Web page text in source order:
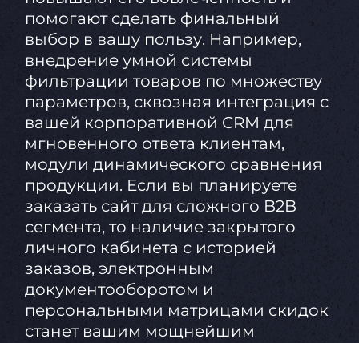
помогают сделать финальный
выбор в вашу пользу. Например,
внедрение умной системы
фильтрации товаров по множеству
параметров, сквозная интеграция с
вашей корпоративной CRM для
мгновенного ответа клиентам,
модули динамического сравнения
продукции. Если вы планируете
заказать сайт для сложного B2B
сегмента, то наличие закрытого
личного кабинета с историей
заказов, электронным
документооборотом и
персональными матрицами скидок
станет вашим мощнейшим